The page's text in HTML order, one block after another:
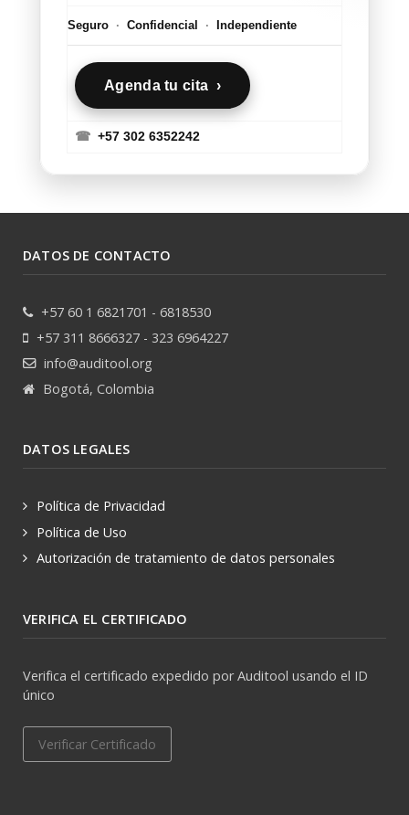
Seguro · Confidencial · Independiente
Agenda tu cita ›
☎ +57 302 6352242
DATOS DE CONTACTO
+57 60 1 6821701 - 6818530
+57 311 8666327 - 323 6964227
info@auditool.org
Bogotá, Colombia
DATOS LEGALES
Política de Privacidad
Política de Uso
Autorización de tratamiento de datos personales
VERIFICA EL CERTIFICADO
Verifica el certificado expedido por Auditool usando el ID
único
Verificar Certificado